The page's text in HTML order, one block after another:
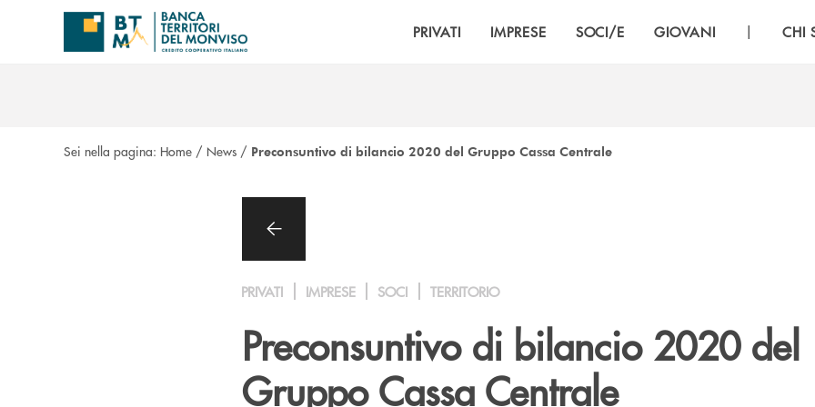
Salta al contenuto principale
PRIVATI IMPRESE SOCI/E GIOVANI | CHI
Sei nella pagina: Home / News / Preconsuntivo di bilancio 2020 del Gruppo Cassa Centrale
PRIVATI IMPRESE SOCI TERRITORIO
Preconsuntivo di bilancio 2020 del
Gruppo Cassa Centrale